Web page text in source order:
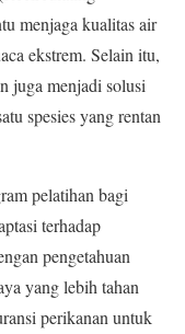
menjaga kualitas air
ekstrem. Selain itu,
juga menjadi solusi
spesies yang rentan
pelatihan bagi
terhadap
pengetahuan
yang lebih tahan
perikanan untuk